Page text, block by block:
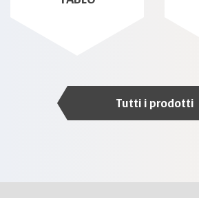
Tutti i prodotti